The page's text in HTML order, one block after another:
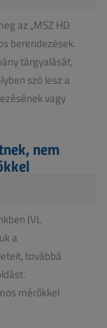
az „MSZ HD
berendezések.
tárgyalását,
szó lesz a
vagy
nem
(VL
a
továbbá
mérőkkel